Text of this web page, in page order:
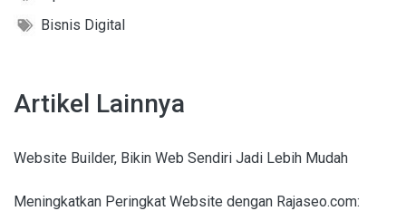
Bisnis Digital
Artikel Lainnya
Website Builder, Bikin Web Sendiri Jadi Lebih Mudah
Meningkatkan Peringkat Website dengan Rajaseo.com: